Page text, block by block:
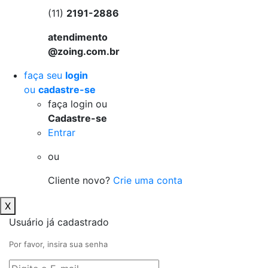
(11) 2191-2886
atendimento
@zoing.com.br
faça seu login
ou cadastre-se
faça login ou
Cadastre-se
Entrar
ou
Cliente novo? Crie uma conta
X
Usuário já cadastrado
Por favor, insira sua senha